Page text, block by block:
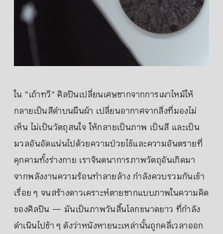
ใน “เถ้าทวี” ศิลปินเปลี่ยนเศษซากจากการเผาไหม้ให้
กลายเป็นสีดำบนผืนผ้า เปลี่ยนอากาศจากสิ่งที่มองไม่
เห็น ไม่เป็นวัตถุสนใจ ให้กลายเป็นภาพ เป็นสี และเป็น
มวลอันอัดแน่นไปด้วยความป่วยไข้และความอันตรายที่
คุกคามทั้งร่างกาย เราจินตนาการภาพวัตถุอันเกิดมา
จากพลังงานความร้อนทำลายล้าง กำลังควบรวมกันเข้า
เรื่อย ๆ จนสร้างดาวเคราะห์ตายซากแบบภาพในความคิด
ของศิลปิน — มันเป็นภาพวันสิ้นโลกขนาดยาว ที่กำลัง
ดำเนินไปช้า ๆ ดังว่าหนังหายนะเหล่านั้นถูกคลี่เวลาออก